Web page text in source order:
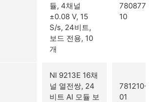
듈, 4채널
±0.08 V, 15
S/s, 24비트,
보드 전용, 10
개
780877-
10
NI 9213E 16채
널 열전쌍, 24
비트 AI 모듈 보
781210-
01